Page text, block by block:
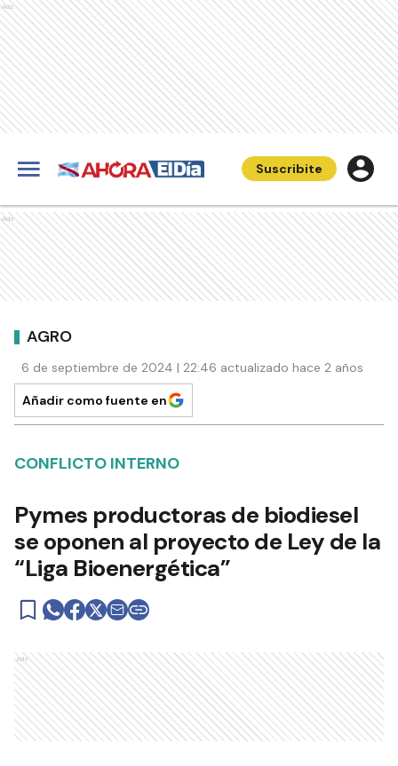
Ads
Suscribite
Ads
AGRO
6 de septiembre de 2024 | 22:46 actualizado hace 2 años
Añadir como fuente en
CONFLICTO INTERNO
Pymes productoras de biodiesel
se oponen al proyecto de Ley de la
“Liga Bioenergética”
Ads